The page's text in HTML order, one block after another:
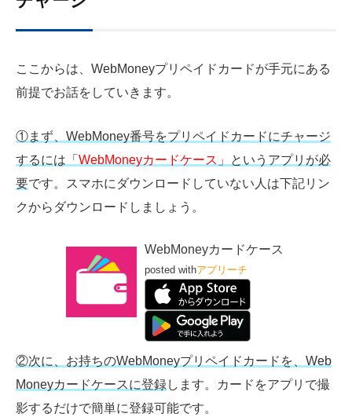
ここからは、WebMoneyプリペイドカードが手元にある
前提でお話をしていきます。
①まず、WebMoney番号をプリペイドカードにチャージ
するには「 WebMoneyカードケース 」というアプリが必
要です。スマホにダウンロードしていない人は下記リン
クからダウンロードしましょう。
WebMoneyカードケース
posted withアプリーチ
②次に、お持ちのWebMoneyプリペイドカードを、Web
Moneyカードケースに登録します。カードをアプリで撮
影するだけで簡単に登録可能です。